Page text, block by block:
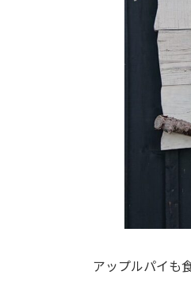
アップルパイも